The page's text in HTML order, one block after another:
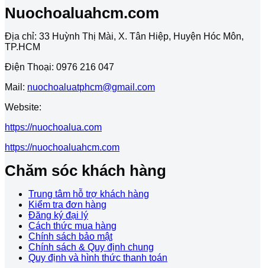
Nuochoaluahcm.com
Địa chỉ: 33 Huỳnh Thị Mài, X. Tân Hiệp, Huyện Hóc Môn,
TP.HCM
Điện Thoại: 0976 216 047
Mail: nuochoaluatphcm@gmail.com
Website:
https://nuochoalua.com
https://nuochoaluahcm.com
Chăm sóc khách hàng
Trung tâm hỗ trợ khách hàng
Kiểm tra đơn hàng
Đăng ký đại lý
Cách thức mua hàng
Chính sách bảo mật
Chính sách & Quy định chung
Quy định và hình thức thanh toán